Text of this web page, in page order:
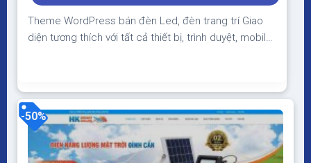
Theme WordPress bán đèn Led, đèn trang trí Giao
diện tương thích với tất cả thiết bị, trình duyệt, mobile,
Theme sạch hoàn toàn 100%...
-50%